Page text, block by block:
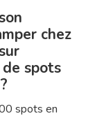
chez
de spots
spots en